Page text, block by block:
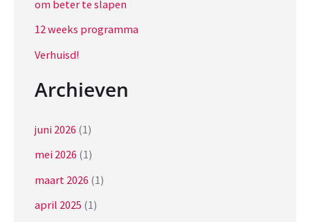
:om beter te slapen
12 weeks programma
Verhuisd!
Archieven
juni 2026 (1)
mei 2026 (1)
maart 2026 (1)
april 2025 (1)